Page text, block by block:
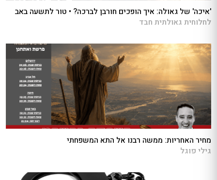
'איכה' של גאולה: איך הופכים חורבן לברכה? • טור לתשעה באב
לחלוחית גאולתית חבד
מחיר האחריות: ממשה רבנו אל התא המשפחתי
גילי פוגל